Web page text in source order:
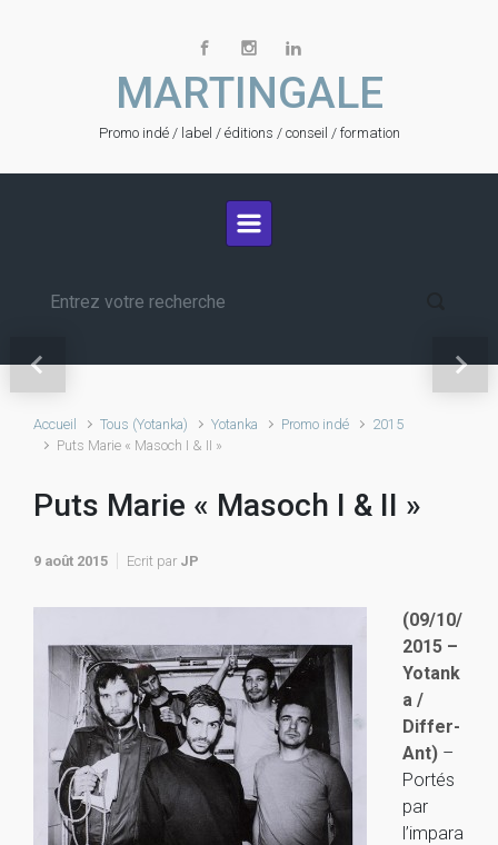
MARTINGALE
Promo indé / label / éditions / conseil / formation
Previous Next
Accueil Tous (Yotanka) Yotanka Promo indé
2015
Puts Marie « Masoch I & II »
Puts Marie « Masoch I & II »
9 août 2015 Ecrit par JP
(09/10/
2015 –
Yotank
a /
Differ-
Ant) –
Portés
par
l’impara